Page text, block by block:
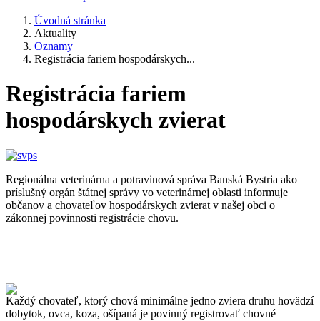
Úvodná stránka
Aktuality
Oznamy
Registrácia fariem hospodárskych...
Registrácia fariem
hospodárskych zvierat
Regionálna veterinárna a potravinová správa Banská Bystria ako
príslušný orgán štátnej správy vo veterinárnej oblasti informuje
občanov a chovateľov hospodárskych zvierat v našej obci o
zákonnej povinnosti registrácie chovu.
Každý chovateľ, ktorý chová minimálne jedno zviera druhu hovädzí
dobytok, ovca, koza, ošípaná je povinný registrovať chovné